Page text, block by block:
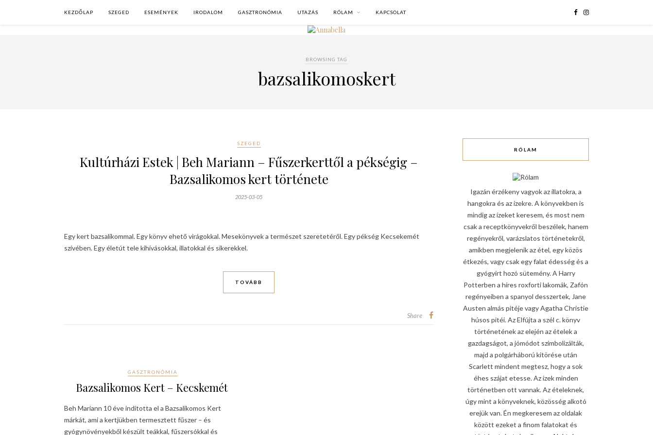
KEZDŐLAP SZEGED ESEMÉNYEK IRODALOM GASZTRONÓMIA UTAZÁS RÓLAM KAPCSOLAT
BROWSING TAG
bazsalikomoskert
SZEGED
Kultúrházi Estek | Beh Mariann – Fűszerkerttől a pékségig –
Bazsalikomos kert története
2025-03-05
Egy kert bazsalikommal. Egy könyv ehető virágokkal. Mesekönyvek a természet szeretetéről. Egy pékség Kecsekemét
szívében. Egy életút tele kihívásokkal, illatokkal és sikerekkel.
TOVÁBB
Share
GASZTRONÓMIA
Bazsalikomos Kert – Kecskemét
Beh Mariann 10 éve indította el a Bazsalikomos Kert
márkát, ami a kertjükben termesztett fűszer – és
gyógynövényekből készült teákkal, fűszersókkal és
RÓLAM
Igazán érzékeny vagyok az illatokra, a
hangokra és az ízekre. A könyvekben is
mindig az ízeket keresem, és most nem
csak a receptkönyvekről beszélek, hanem
regényekről, varázslatos történetekről,
amikben megjelenik az étel, egy közös
étkezés, vagy csak egy falat édesség és a
gyógyírt hozó sütemény. A Harry
Potterben a híres roxforti lakomák, Zafón
regényeiben a spanyol desszertek, Jane
Austen almás pitéje vagy Agatha Christie
húsos pitéi. Az Elfújta a szél c. könyv
történetének az elején az ételek a
gazdagságot, a jómódot szimbolizálták,
majd a polgárháború kitörése után
Scarlett mindent megtesz, hogy a sok
éhes szájat etesse. Az ízek minden
történetben ott vannak. Az ételeknek,
úgy mint a könyveknek, közösség alkotó
erejük van. Én megkeresem az oldalak
között ezeket a finom falatokat és